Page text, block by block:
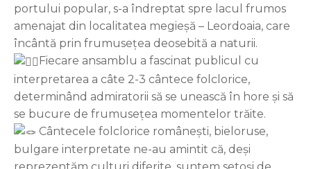
portului popular, s-a îndreptat spre lacul frumos
amenajat din localitatea megieșă – Leordoaia, care
încântă prin frumusețea deosebită a naturii.
Fiecare ansamblu a fascinat publicul cu
interpretarea a câte 2-3 cântece folclorice,
determinând admiratorii să se unească în hore și să
se bucure de frumusețea momentelor trăite.
Cântecele folclorice românești, bieloruse,
bulgare interpretate ne-au amintit că, deși